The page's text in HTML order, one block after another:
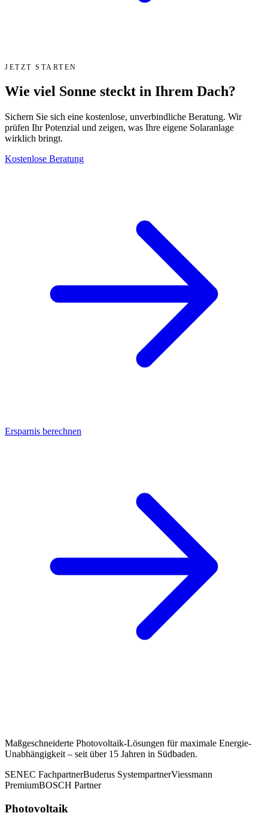
JETZT STARTEN
Wie viel Sonne steckt in Ihrem Dach?
Sichern Sie sich eine kostenlose, unverbindliche Beratung. Wir
prüfen Ihr Potenzial und zeigen, was Ihre eigene Solaranlage
wirklich bringt.
Kostenlose Beratung
Ersparnis berechnen
Maßgeschneiderte Photovoltaik-Lösungen für maximale Energie-
Unabhängigkeit – seit über 15 Jahren in Südbaden.
SENEC FachpartnerBuderus SystempartnerViessmann
PremiumBOSCH Partner
Photovoltaik